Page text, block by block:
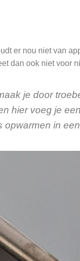
er nou niet van
dan ook niet voor
je door
hier voeg je
opwarmen in